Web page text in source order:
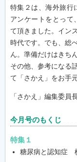
特集２は、海外旅行
アンケートをとって
て頂きました。イン
時代です。でも、総
ん。準備だけはきち
その他、参考になる
て「さかえ」をお手元
「さかえ」編集委
今月号のもくじ
特集１
糖尿病と認知症